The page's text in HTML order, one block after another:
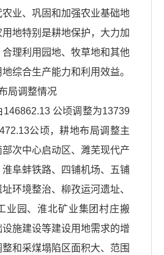
业、巩固和加强农业基础地
地特别是耕地保护，大力加
理利用园地、牧草地和其他
综合生产能力和利用效益。
局调整情况
146862.13 公顷调整为13739
公顷，耕地布局调整主
次中心启动区、濉芜现代产
阜蚌铁路、四铺机场、五铺
环境整治、柳孜运河遗址、
业园、淮北矿业集团村庄搬
施建设等建设用地需求的增
和采煤塌陷区面积大、范围